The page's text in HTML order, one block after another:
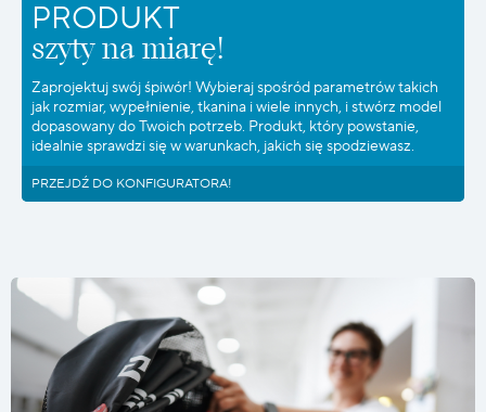
PRODUKT
szyty na miarę!
Zaprojektuj swój śpiwór! Wybieraj spośród parametrów takich
jak rozmiar, wypełnienie, tkanina i wiele innych, i stwórz model
dopasowany do Twoich potrzeb. Produkt, który powstanie,
idealnie sprawdzi się w warunkach, jakich się spodziewasz.
PRZEJDŹ DO KONFIGURATORA!